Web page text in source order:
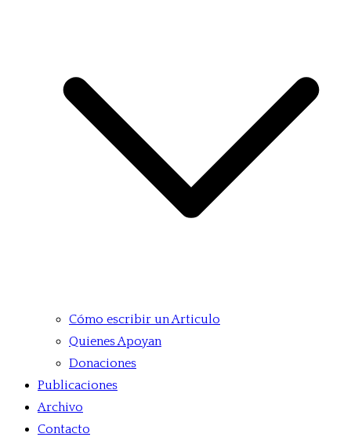
Cómo escribir un Articulo
Quienes Apoyan
Donaciones
Publicaciones
Archivo
Contacto